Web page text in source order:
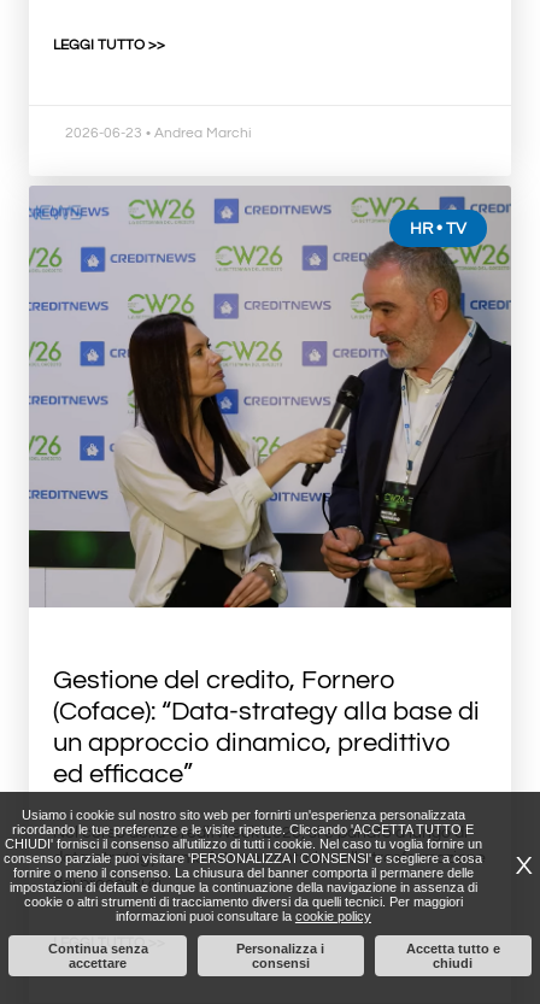
LEGGI TUTTO >>
2026-06-23 • Andrea Marchi
Gestione del credito, Fornero
(Coface): “Data-strategy alla base di
un approccio dinamico, predittivo
ed efficace”
Nel corso della CreditWeek 2026, si è parlato a lungo di
data-strategy come fattore centrale nella trasformazione
dei processi di
LEGGI TUTTO >>
HR • TV
X
Usiamo i cookie sul nostro sito web per fornirti un'esperienza personalizzata
ricordando le tue preferenze e le visite ripetute. Cliccando 'ACCETTA TUTTO E
CHIUDI' fornisci il consenso all'utilizzo di tutti i cookie. Nel caso tu voglia fornire un
consenso parziale puoi visitare 'PERSONALIZZA I CONSENSI' e scegliere a cosa
fornire o meno il consenso. La chiusura del banner comporta il permanere delle
impostazioni di default e dunque la continuazione della navigazione in assenza di
cookie o altri strumenti di tracciamento diversi da quelli tecnici. Per maggiori
informazioni puoi consultare la cookie policy
Continua senza
accettare
Personalizza i
consensi
Accetta tutto e
chiudi